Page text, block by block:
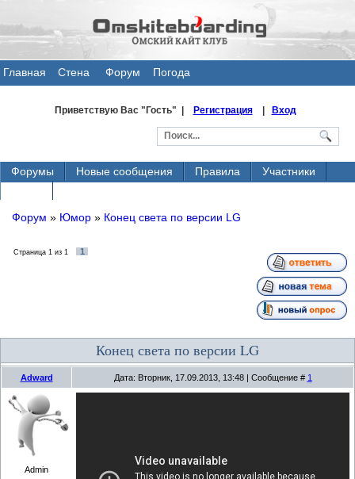
Главная
Стена
Форум Погода
Приветствую Вас"Гость" | Регистрация| Вход
Форумы Новые сообщения Правила
Участники
Форум » Юмор » Конец света по версии LG
Страница 1 из 1 1
Конец света по версии LG
Adward Дата: Вторник, 17.09.2013, 13:48 | Сообщение # 1
Admin